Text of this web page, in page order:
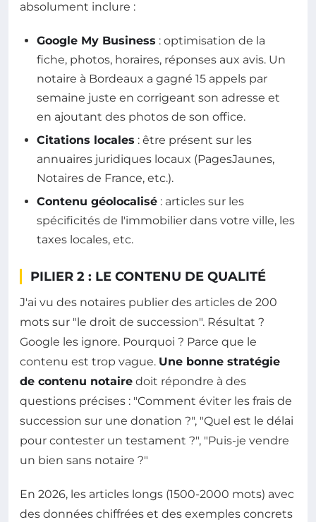
absolument inclure :
Google My Business : optimisation de la
fiche, photos, horaires, réponses aux avis. Un
notaire à Bordeaux a gagné 15 appels par
semaine juste en corrigeant son adresse et
en ajoutant des photos de son office.
Citations locales : être présent sur les
annuaires juridiques locaux (PagesJaunes,
Notaires de France, etc.).
Contenu géolocalisé : articles sur les
spécificités de l'immobilier dans votre ville, les
taxes locales, etc.
PILIER 2 : LE CONTENU DE QUALITÉ
J'ai vu des notaires publier des articles de 200
mots sur "le droit de succession". Résultat ?
Google les ignore. Pourquoi ? Parce que le
contenu est trop vague. Une bonne stratégie
de contenu notaire doit répondre à des
questions précises : "Comment éviter les frais de
succession sur une donation ?", "Quel est le délai
pour contester un testament ?", "Puis-je vendre
un bien sans notaire ?"
En 2026, les articles longs (1500-2000 mots) avec
des données chiffrées et des exemples concrets